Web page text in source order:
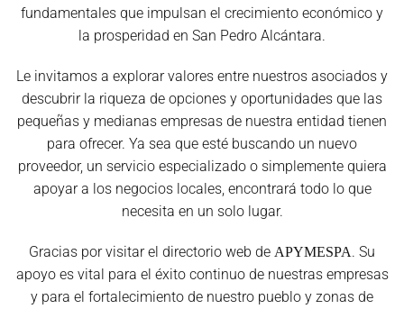
fundamentales que impulsan el crecimiento económico y
la prosperidad en San Pedro Alcántara.
Le invitamos a explorar valores entre nuestros asociados y
descubrir la riqueza de opciones y oportunidades que las
pequeñas y medianas empresas de nuestra entidad tienen
para ofrecer. Ya sea que esté buscando un nuevo
proveedor, un servicio especializado o simplemente quiera
apoyar a los negocios locales, encontrará todo lo que
necesita en un solo lugar.
Gracias por visitar el directorio web de APYMESPA. Su
apoyo es vital para el éxito continuo de nuestras empresas
y para el fortalecimiento de nuestro pueblo y zonas de